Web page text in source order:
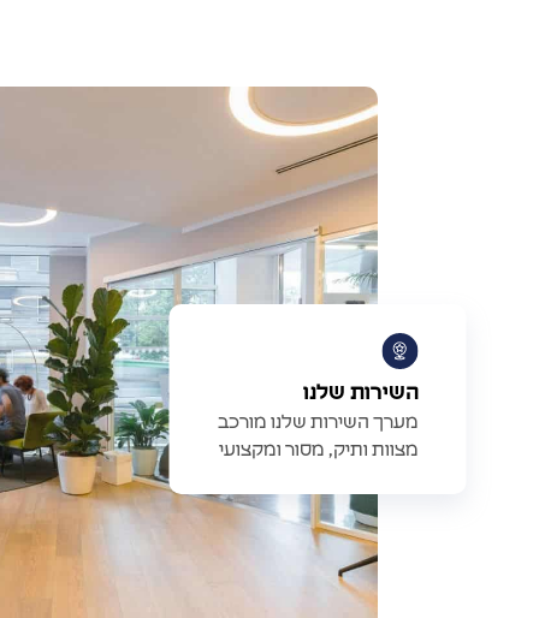
השירות שלנו
מערך השירות שלנו מורכב
מצוות ותיק, מסור ומקצועי